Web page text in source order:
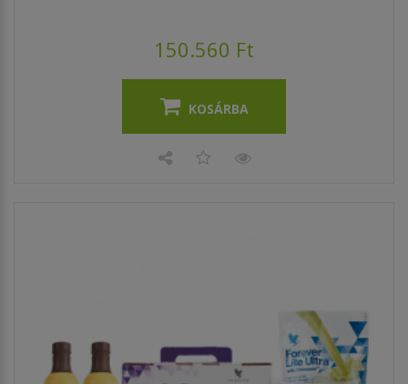
150.560 Ft
KOSÁRBA